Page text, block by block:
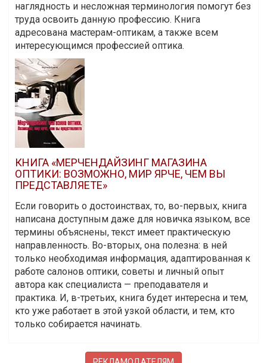
наглядность и несложная терминология помогут без
труда освоить данную профессию. Книга
адресована мастерам-оптикам, а также всем
интересующимся профессией оптика.
КНИГА «МЕРЧЕНДАЙЗИНГ МАГАЗИНА
ОПТИКИ: ВОЗМОЖНО, МИР ЯРЧЕ, ЧЕМ ВЫ
ПРЕДСТАВЛЯЕТЕ»
Если говорить о достоинствах, то, во-первых, книга
написана доступным даже для новичка языком, все
термины объяснены, текст имеет практическую
направленность. Во-вторых, она полезна: в ней
только необходимая информация, адаптированная к
работе салонов оптики, советы и личный опыт
автора как специалиста — преподавателя и
практика. И, в-третьих, книга будет интересна и тем,
кто уже работает в этой узкой области, и тем, кто
только собирается начинать.